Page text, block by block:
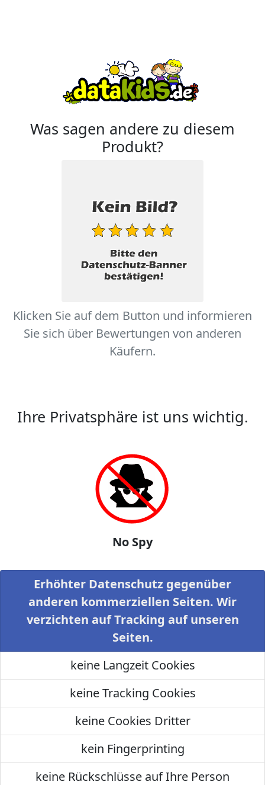
Was sagen andere zu diesem
Produkt?
Klicken Sie auf dem Button und informieren
Sie sich über Bewertungen von anderen
Käufern.
Ihre Privatsphäre ist uns wichtig.
No Spy
Erhöhter Datenschutz gegenüber
anderen kommerziellen Seiten. Wir
verzichten auf Tracking auf unseren
Seiten.
keine Langzeit Cookies
keine Tracking Cookies
keine Cookies Dritter
kein Fingerprinting
keine Rückschlüsse auf Ihre Person